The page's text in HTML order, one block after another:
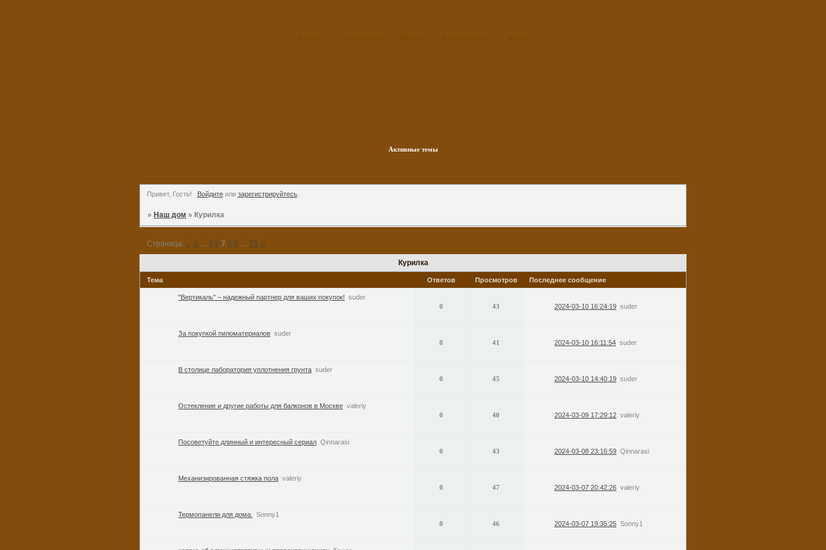
Активные темы
Привет, Гость! Войдитеили зарегистрируйтесь.
»Наш дом »Курилка
Курилка
Страница:« 1 5 6 7 8 9 78 »
Тема Ответов Просмотров Последнее сообщение
"Вертикаль" – надежный партнер для ваших покупок! suder
0
43 2024-03-10 16:24:19 suder
За покупкой пиломатериалов suder
0
41 2024-03-10 16:11:54 suder
В столице лаборатория уплотнения грунта suder
0
45 2024-03-10 14:40:19 suder
Остекление и другие работы для балконов в Москве valeriy
0
40 2024-03-09 17:29:12 valeriy
Посоветуйте длинный и интересный сериал Qinnarasi
0
43 2024-03-08 23:16:59 Qinnarasi
Механизированная стяжка пола valeriy
0
47 2024-03-07 20:42:26 valeriy
Термопанели для дома.
Sonny1
0
46 2024-03-07 19:35:25 Sonny1